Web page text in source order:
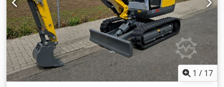
1 / 17